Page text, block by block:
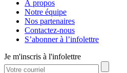
À propos
Notre équipe
Nos partenaires
Contactez-nous
S’abonner à l’infolettre
Je m'inscris à l'infolettre